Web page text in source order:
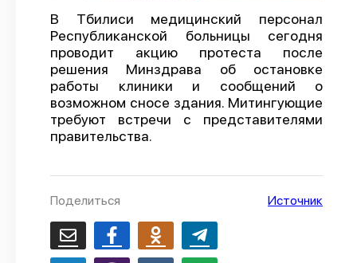
О проекте
Политика конфиденциальности
В Тбилиси медицинский персонал
Республиканской больницы сегодня
проводит акцию протеста после
решения Минздрава об остановке
работы клиники и сообщений о
возможном сносе здания. Митингующие
требуют встречи с представителями
правительства.
Поделиться Источник